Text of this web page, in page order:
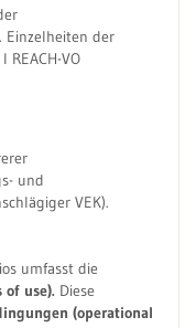
Einzelheiten der
VO
und
VEK).
umfasst die
use). Diese
(operational